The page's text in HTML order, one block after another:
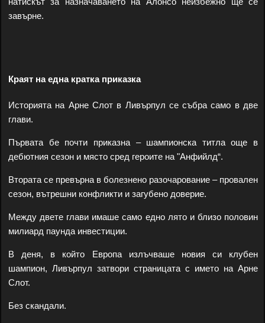
завърне.
Краят на една кратка приказка
Историята на Арне Слот в Ливърпул се събра само в две
глави.
Първата бе почти приказна – шампионска титла още в
дебютния сезон и място сред героите на "Анфийлд“.
Втората се превърна в болезнено разочарование – провален
сезон, вътрешни конфликти и загубено доверие.
Между двете глави имаше само едно лято и близо половин
милиард паунда инвестиции.
В деня, в който Европа излъчваше новия си клубен
шампион, Ливърпул затвори страницата с името на Арне
Слот.
Без скандали.